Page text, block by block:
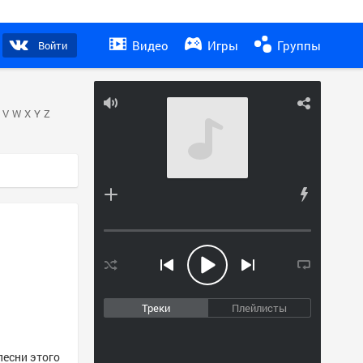
Войти Видео Игры Группы
Треки Плейлисты
V W X Y Z
этого